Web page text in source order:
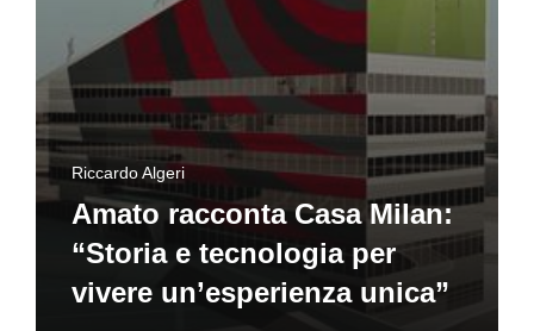
Riccardo Algeri
Amato racconta Casa Milan:
“Storia e tecnologia per
vivere un’esperienza unica”